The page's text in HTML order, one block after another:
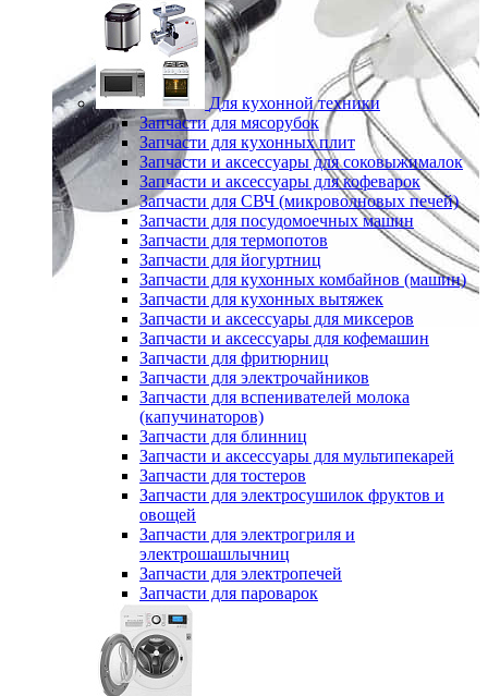
Для кухонной техники
Запчасти для мясорубок
Запчасти для кухонных плит
Запчасти и аксессуары для соковыжималок
Запчасти и аксессуары для кофеварок
Запчасти для СВЧ (микроволновых печей)
Запчасти для посудомоечных машин
Запчасти для термопотов
Запчасти для йогуртниц
Запчасти для кухонных комбайнов (машин)
Запчасти для кухонных вытяжек
Запчасти и аксессуары для миксеров
Запчасти и аксессуары для кофемашин
Запчасти для фритюрниц
Запчасти для электрочайников
Запчасти для вспенивателей молока
(капучинаторов)
Запчасти для блинниц
Запчасти и аксессуары для мультипекарей
Запчасти для тостеров
Запчасти для электросушилок фруктов и
овощей
Запчасти для электрогриля и
электрошашлычниц
Запчасти для электропечей
Запчасти для пароварок